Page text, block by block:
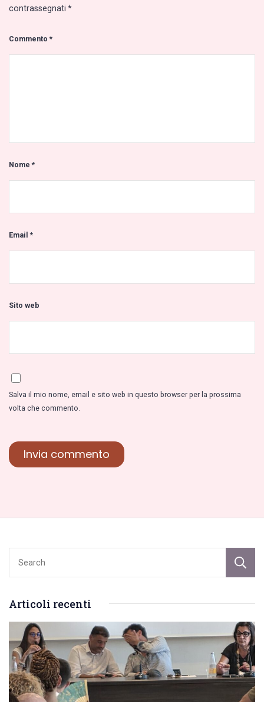
contrassegnati *
Commento*
Nome*
Email*
Sito web
Salva il mio nome, email e sito web in questo browser per la prossima
volta che commento.
Articoli recenti